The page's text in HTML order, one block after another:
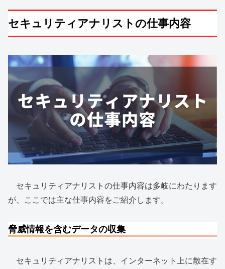
セキュリティアナリストの仕事内容
セキュリティアナリストの仕事内容は多岐にわたります
が、ここでは主な仕事内容をご紹介します。
脅威情報を含むデータの収集
セキュリティアナリストは、インターネット上に散在す